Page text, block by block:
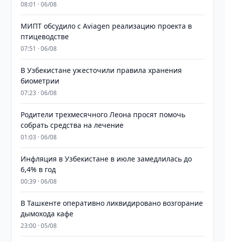
08:01 · 06/08
МИПТ обсудило с Aviagen реализацию проекта в
птицеводстве
07:51 · 06/08
В Узбекистане ужесточили правила хранения
биометрии
07:23 · 06/08
Родители трехмесячного Леона просят помочь
собрать средства на лечение
01:03 · 06/08
Инфляция в Узбекистане в июле замедлилась до
6,4% в год
00:39 · 06/08
В Ташкенте оперативно ликвидировано возгорание
дымохода кафе
23:00 · 05/08